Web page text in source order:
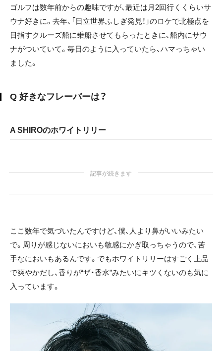
ゴルフは数年前からの趣味ですが、最近は月2回行くくらいサ
ウナ好きに。去年、「日立世界ふしぎ発見！」のロケで北極点を
目指すクルーズ船に乗船させてもらったときに、船内にサウ
ナがついていて。毎日のように入っていたら、ハマっちゃい
ました。
Q 好きなフレーバーは？
A SHIROのホワイトリリー
記事が続きます
ここ数年で気づいたんですけど、僕、人より鼻がいいみたい
で。周りが感じないにおいも敏感にかぎ取っちゃうので、苦
手なにおいもあるんです。でもホワイトリリーはすごく上品
で爽やかだし、香りが“ザ・香水”みたいにキツくないのも気に
入っています。